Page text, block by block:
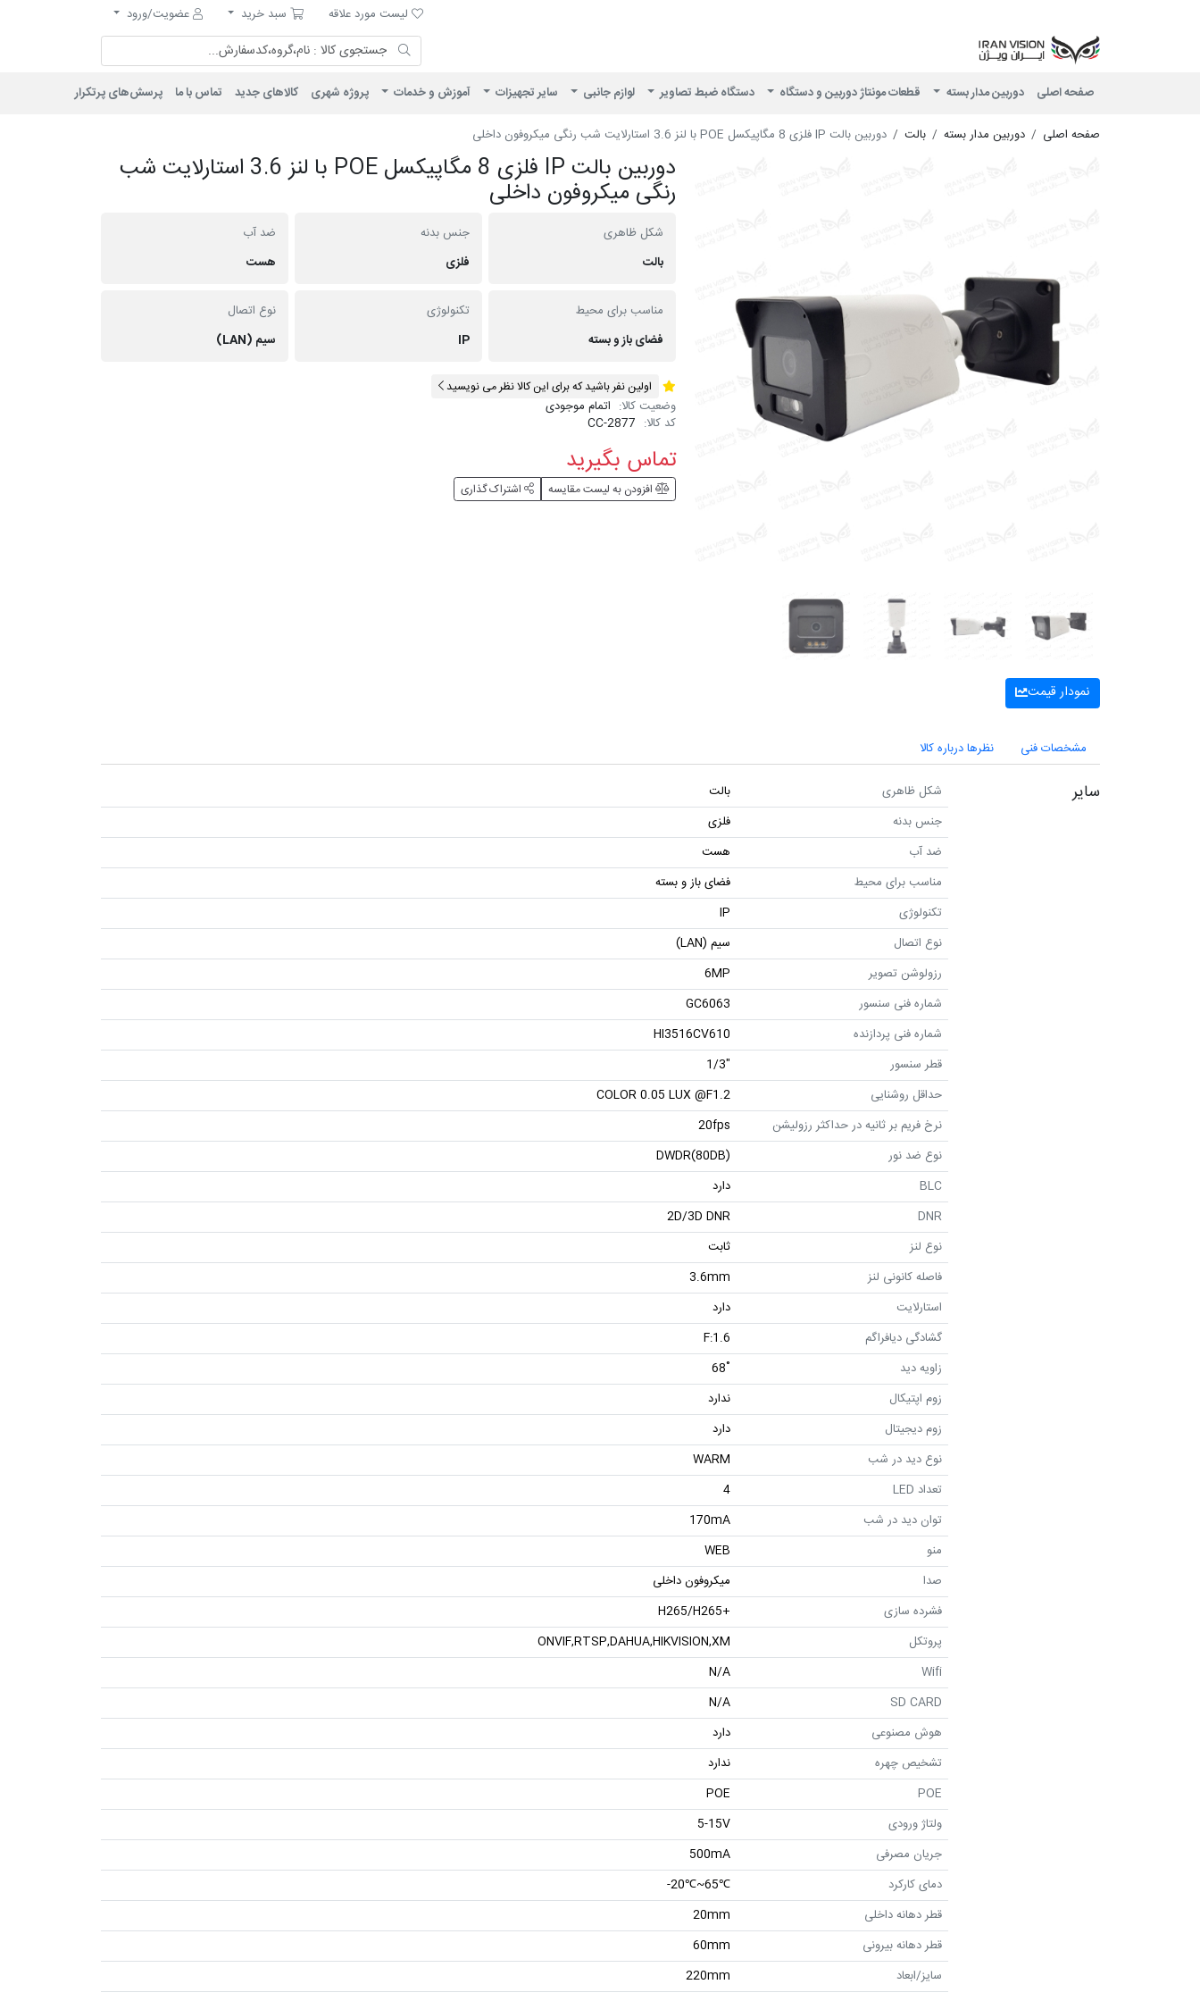
لیست مورد علاقه
لیست مورد علاقه سبد خرید
سبد خرید
عضویت/ورود
صفحه اصلی دوربین مدار بسته قطعات مونتاژ دوربین و دستگاه دستگاه ضبط تصاویر لوازم جانبی سایر تجهیزات آموزش و خدمات پروژه شهری کالاهای جدید تماس با ما پرسش‌های پرتکرار
صفحه اصلی دوربین مدار بسته بالت دوربین بالت IP فلزی 8 مگاپیکسل POE با لنز 3.6 استارلایت شب رنگی میکروفون داخلی
نمودار قیمت
دوربین بالت IP فلزی 8 مگاپیکسل POE با لنز 3.6 استارلایت شب
رنگی میکروفون داخلی
شکل ظاهری
بالت
جنس بدنه
فلزی
ضد آب
هست
مناسب برای محیط
فضای باز و بسته
تکنولوژی
IP
نوع اتصال
سیم (LAN)
اولین نفر باشید که برای این کالا نظر می نویسید
وضعیت کالا: اتمام موجودی
کد کالا: CC-2877
تماس بگیرید
افزودن به لیست مقایسه اشتراک گذاری
مشخصات فنی نظرها درباره کالا
سایر شکل ظاهری
بالت
جنس بدنه
فلزی
ضد آب
هست
مناسب برای محیط
فضای باز و بسته
تکنولوژی
IP
نوع اتصال
سیم (LAN)
رزولوشن تصویر
6MP
شماره فنی سنسور
GC6063
شماره فنی پردازنده
HI3516CV610
قطر سنسور
"1/3
حداقل روشنایی
COLOR 0.05 LUX @F1.2
نرخ فریم بر ثانیه در حداکثر رزولیشن
20fps
نوع ضد نور
DWDR(80DB)
BLC
دارد
DNR
2D/3D DNR
نوع لنز
ثابت
فاصله کانونی لنز
3.6mm
استارلایت
دارد
گشادگی دیافراگم
F:1.6
زاویه دید
˚68
زوم اپتیکال
ندارد
زوم دیجیتال
دارد
نوع دید در شب
WARM
تعداد LED
4
توان دید در شب
170mA
منو
WEB
صدا
میکروفون داخلی
فشرده سازی
+H265/H265
پروتکل
ONVIF,RTSP,DAHUA,HIKVISION,XM
Wifi
N/A
SD CARD
N/A
هوش مصنوعی
دارد
تشخیص چهره
ندارد
POE
POE
ولتاژ ورودی
5-15V
جریان مصرفی
500mA
دمای کارکرد
℃65~℃20-
قطر دهانه داخلی
20mm
قطر دهانه بیرونی
60mm
سایز/ابعاد
220mm